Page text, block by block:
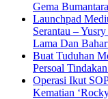
Gema
Launchpad
Serantau –
Lama Dan
Buat Tuduhan
Persoal
Operasi Ikut
Kematian